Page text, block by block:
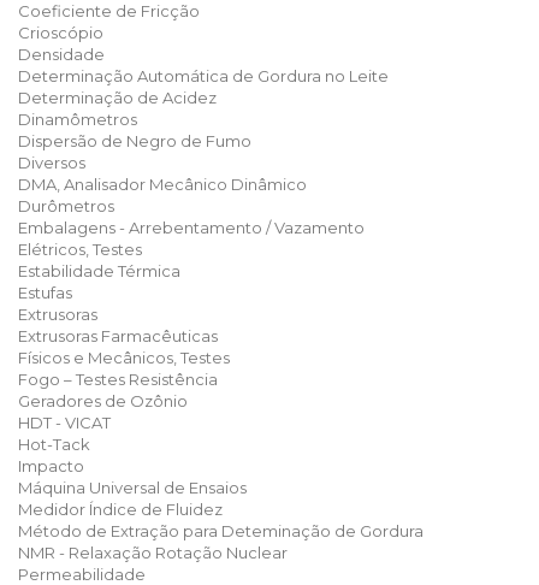
Coeficiente de Fricção
Crioscópio
Densidade
Determinação Automática de Gordura no Leite
Determinação de Acidez
Dinamômetros
Dispersão de Negro de Fumo
Diversos
DMA, Analisador Mecânico Dinâmico
Durômetros
Embalagens - Arrebentamento / Vazamento
Elétricos, Testes
Estabilidade Térmica
Estufas
Extrusoras
Extrusoras Farmacêuticas
Físicos e Mecânicos, Testes
Fogo – Testes Resistência
Geradores de Ozônio
HDT - VICAT
Hot-Tack
Impacto
Máquina Universal de Ensaios
Medidor Índice de Fluidez
Método de Extração para Deteminação de Gordura
NMR - Relaxação Rotação Nuclear
Permeabilidade